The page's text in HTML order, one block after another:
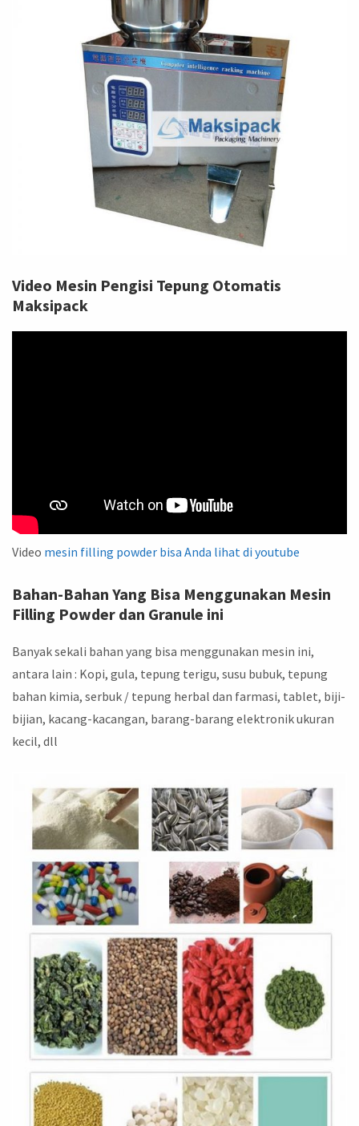
Video Mesin Pengisi Tepung Otomatis
Maksipack
Video mesin filling powder bisa Anda lihat di youtube
Bahan-Bahan Yang Bisa Menggunakan Mesin
Filling Powder dan Granule ini
Banyak sekali bahan yang bisa menggunakan mesin ini,
antara lain : Kopi, gula, tepung terigu, susu bubuk, tepung
bahan kimia, serbuk / tepung herbal dan farmasi, tablet, biji-
bijian, kacang-kacangan, barang-barang elektronik ukuran
kecil, dll